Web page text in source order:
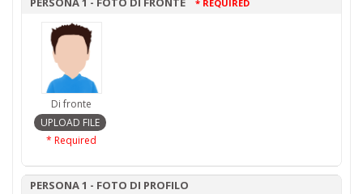
* REQUIRED
Di fronte
* Required
PERSONA 1 - FOTO DI PROFILO